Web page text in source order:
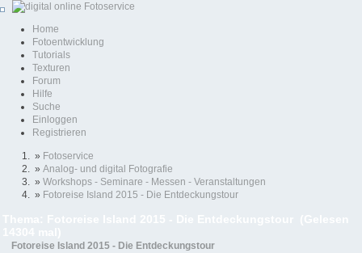
Home
Fotoentwicklung
Tutorials
Texturen
Forum
Hilfe
Suche
Einloggen
Registrieren
» Fotoservice
» Analog- und digital Fotografie
» Workshops - Seminare - Messen - Veranstaltungen
» Fotoreise Island 2015 - Die Entdeckungstour
Fotoreise Island 2015 - Die Entdeckungstour